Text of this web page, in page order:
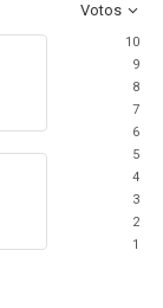
Votos
10
9
8
7
6
5
4
3
2
1